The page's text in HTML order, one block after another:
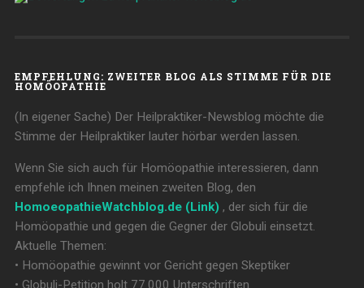
EMPFEHLUNG: ZWEITER BLOG ALS STIMME FÜR DIE
HOMÖOPATHIE
(In eigener Sache) Der Heilpraktiker-Newsblog möchte die
Stimme der Heilpraktiker lauter hörbar werden lassen.
Wenn Sie sich auch für Homöopathie interessieren, dann
empfehle ich Ihnen meinen zweiten Blog, den
HomoeopathieWatchblog.de (Link) , der sich für die
Homöopathie und gegen die Gegner der Globuli einsetzt.
Aktuelle Themen:
• Homöopathie gewinnt vor Gericht gegen Skeptiker